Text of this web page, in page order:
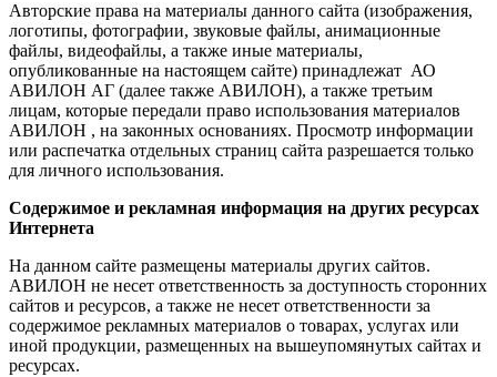
Авторские права на материалы данного сайта (изображения,
логотипы, фотографии, звуковые файлы, анимационные
файлы, видеофайлы, а также иные материалы,
опубликованные на настоящем сайте) принадлежат АО
АВИЛОН АГ (далее также АВИЛОН), а также третьим
лицам, которые передали право использования материалов
АВИЛОН , на законных основаниях. Просмотр информации
или распечатка отдельных страниц сайта разрешается только
для личного использования.
Содержимое и рекламная информация на других ресурсах
Интернета
На данном сайте размещены материалы других сайтов.
АВИЛОН не несет ответственность за доступность сторонних
сайтов и ресурсов, а также не несет ответственности за
содержимое рекламных материалов о товарах, услугах или
иной продукции, размещенных на вышеупомянутых сайтах и
ресурсах.